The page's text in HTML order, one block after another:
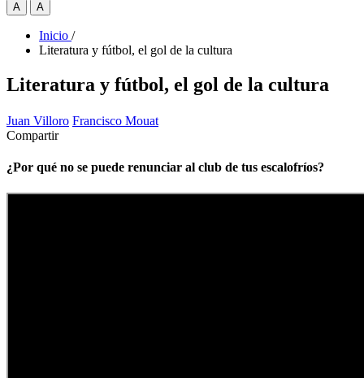
A A
Inicio /
Literatura y fútbol, el gol de la cultura
Literatura y fútbol, el gol de la cultura
Juan Villoro Francisco Mouat
Compartir
¿Por qué no se puede renunciar al club de tus escalofríos?